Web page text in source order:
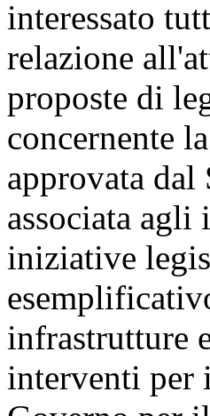
interessato
relazione
proposte di
concernente
approvata dal
associata agli
iniziative
infrastrutture
interventi per